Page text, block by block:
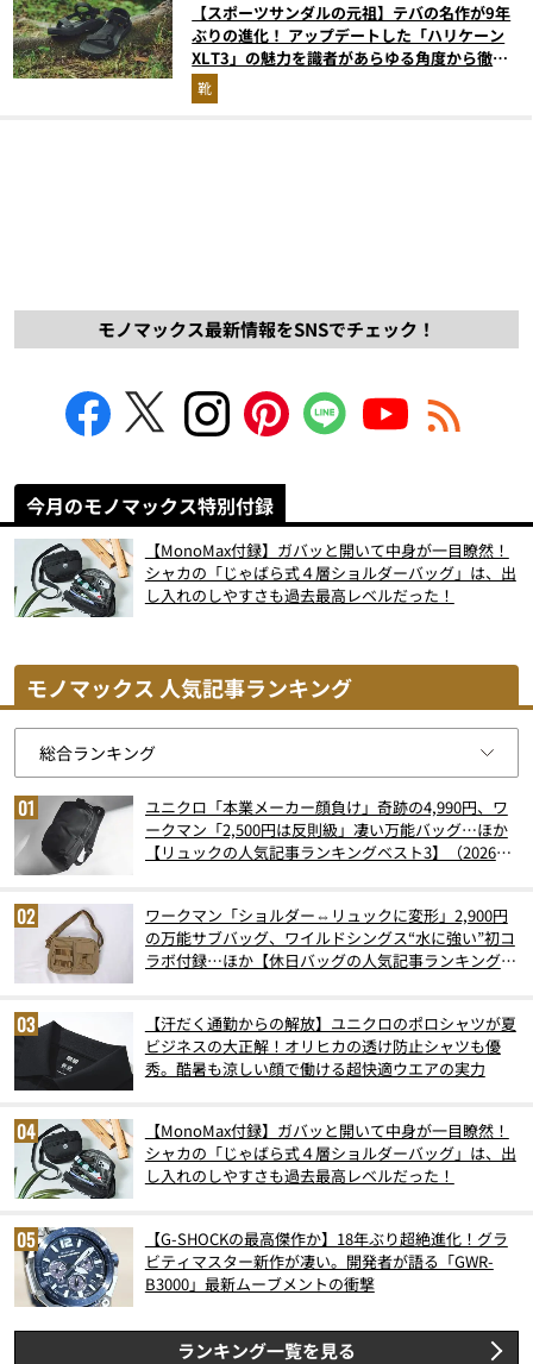
【スポーツサンダルの元祖】テバの名作が9年
ぶりの進化！ アップデートした「ハリケーン
XLT3」の魅力を識者があらゆる角度から徹底
解説！
靴
モノマックス最新情報をSNSでチェック！
今月のモノマックス特別付録
【MonoMax付録】ガバッと開いて中身が一目瞭然！
シャカの「じゃばら式４層ショルダーバッグ」は、出
し入れのしやすさも過去最高レベルだった！
モノマックス 人気記事ランキング
ユニクロ「本業メーカー顔負け」奇跡の4,990円、ワ
ークマン「2,500円は反則級」凄い万能バッグ…ほか
【リュックの人気記事ランキングベスト3】（2026年
ワークマン「ショルダー⇔リュックに変形」2,900円
の万能サブバッグ、ワイルドシングス“水に強い”初コ
ラボ付録…ほか【休日バッグの人気記事ランキングベ
【汗だく通勤からの解放】ユニクロのポロシャツが夏
ビジネスの大正解！オリヒカの透け防止シャツも優
秀。酷暑も涼しい顔で働ける超快適ウエアの実力
【MonoMax付録】ガバッと開いて中身が一目瞭然！
シャカの「じゃばら式４層ショルダーバッグ」は、出
し入れのしやすさも過去最高レベルだった！
【G-SHOCKの最高傑作か】18年ぶり超絶進化！グラ
ビティマスター新作が凄い。開発者が語る「GWR-
B3000」最新ムーブメントの衝撃
ランキング一覧を見る